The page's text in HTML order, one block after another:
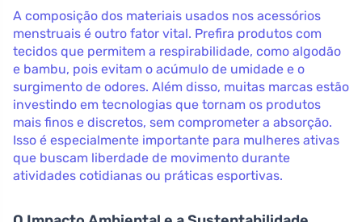
A composição dos materiais usados nos acessórios
menstruais é outro fator vital. Prefira produtos com
tecidos que permitem a respirabilidade, como algodão
e bambu, pois evitam o acúmulo de umidade e o
surgimento de odores. Além disso, muitas marcas estão
investindo em tecnologias que tornam os produtos
mais finos e discretos, sem comprometer a absorção.
Isso é especialmente importante para mulheres ativas
que buscam liberdade de movimento durante
atividades cotidianas ou práticas esportivas.